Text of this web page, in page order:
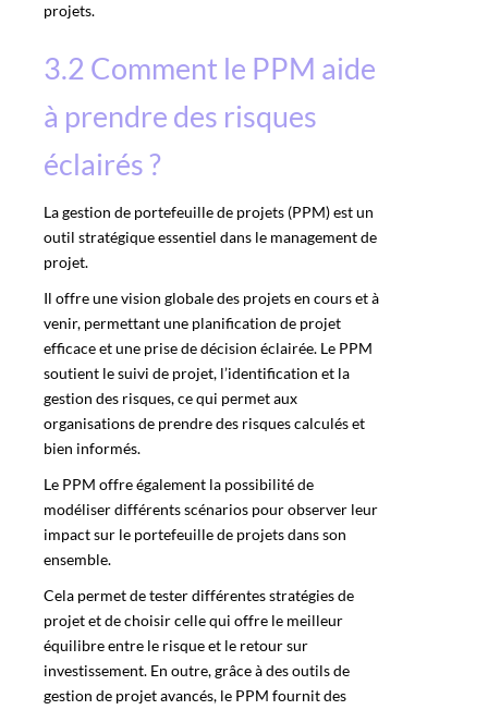
projets.
3.2 Comment le PPM aide
à prendre des risques
éclairés ?
La gestion de portefeuille de projets (PPM) est un
outil stratégique essentiel dans le management de
projet.
Il offre une vision globale des projets en cours et à
venir, permettant une planification de projet
efficace et une prise de décision éclairée. Le PPM
soutient le suivi de projet, l’identification et la
gestion des risques, ce qui permet aux
organisations de prendre des risques calculés et
bien informés.
Le PPM offre également la possibilité de
modéliser différents scénarios pour observer leur
impact sur le portefeuille de projets dans son
ensemble.
Cela permet de tester différentes stratégies de
projet et de choisir celle qui offre le meilleur
équilibre entre le risque et le retour sur
investissement. En outre, grâce à des outils de
gestion de projet avancés, le PPM fournit des